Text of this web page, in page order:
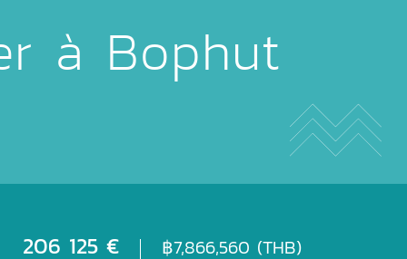
à Bophut
206 125 € ฿7,866,560 (THB)